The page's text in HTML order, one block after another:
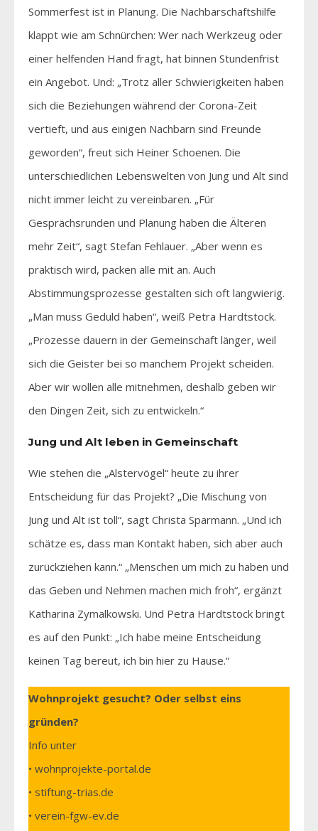
Sommerfest ist in Planung. Die Nachbarschaftshilfe
klappt wie am Schnürchen: Wer nach Werkzeug oder
einer helfenden Hand fragt, hat binnen Stundenfrist
ein Angebot. Und: „Trotz aller Schwierigkeiten haben
sich die Beziehungen während der Corona-Zeit
vertieft, und aus einigen Nachbarn sind Freunde
geworden“, freut sich Heiner Schoenen. Die
unterschiedlichen Lebenswelten von Jung und Alt sind
nicht immer leicht zu vereinbaren. „Für
Gesprächsrunden und Planung haben die Älteren
mehr Zeit“, sagt Stefan Fehlauer. „Aber wenn es
praktisch wird, packen alle mit an. Auch
Abstimmungsprozesse gestalten sich oft langwierig.
„Man muss Geduld haben“, weiß Petra Hardtstock.
„Prozesse dauern in der Gemeinschaft länger, weil
sich die Geister bei so manchem Projekt scheiden.
Aber wir wollen alle mitnehmen, deshalb geben wir
den Dingen Zeit, sich zu entwickeln.“
Jung und Alt leben in Gemeinschaft
Wie stehen die „Alstervögel“ heute zu ihrer
Entscheidung für das Projekt? „Die Mischung von
Jung und Alt ist toll“, sagt Christa Sparmann. „Und ich
schätze es, dass man Kontakt haben, sich aber auch
zurückziehen kann.“ „Menschen um mich zu haben und
das Geben und Nehmen machen mich froh“, ergänzt
Katharina Zymalkowski. Und Petra Hardtstock bringt
es auf den Punkt: „Ich habe meine Entscheidung
keinen Tag bereut, ich bin hier zu Hause.“
Wohnprojekt gesucht? Oder selbst eins
gründen?
Info unter
• wohnprojekte-portal.de
• stiftung-trias.de
• verein-fgw-ev.de